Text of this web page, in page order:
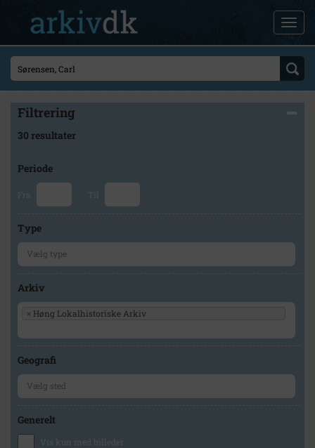
Filtrering
30 resultater
Periode
Fra Til
Type
Arkiv
× Høng Lokalhistoriske Arkiv
Geografi
Generelt
Vis kun med billeder